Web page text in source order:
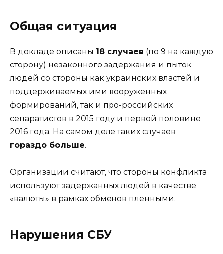
Общая ситуация
В докладе описаны 18 случаев (по 9 на каждую
сторону) незаконного задержания и пыток
людей со стороны как украинских властей и
поддерживаемых ими вооруженных
формирований, так и про-российских
сепаратистов в 2015 году и первой половине
2016 года. На самом деле таких случаев
гораздо больше.
Организации считают, что стороны конфликта
используют задержанных людей в качестве
«валюты» в рамках обменов пленными.
Нарушения СБУ